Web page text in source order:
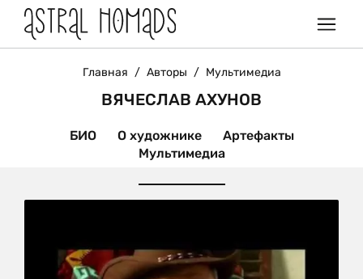
Главная / Авторы / Мультимедиа
ВЯЧЕСЛАВ АХУНОВ
БИО О художнике
Артефакты
Мультимедиа